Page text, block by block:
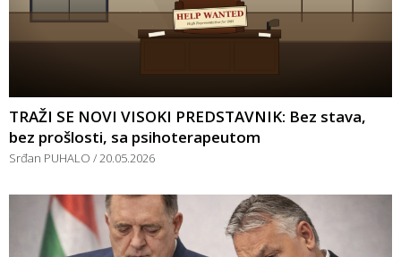
TRAŽI SE NOVI VISOKI PREDSTAVNIK: Bez stava,
bez prošlosti, sa psihoterapeutom
Srđan PUHALO 20.05.2026